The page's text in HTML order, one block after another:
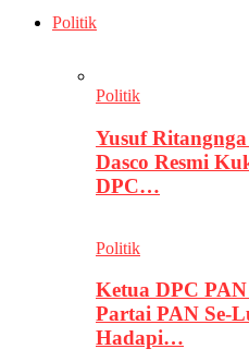
Politik
Politik
Yusuf
Dasco Resmi
DPC…
Politik
Ketua DPC
Partai PAN Se-
Hadapi…